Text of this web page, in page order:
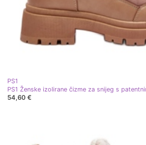
PS1
54,60 €